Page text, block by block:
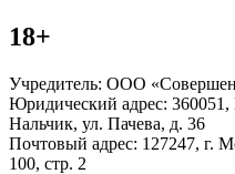
18+
Учредитель: ООО
Юридический адрес: 360051,
Нальчик, ул. Пачева, д. 36
Почтовый адрес: 127247, г.
100, стр. 2